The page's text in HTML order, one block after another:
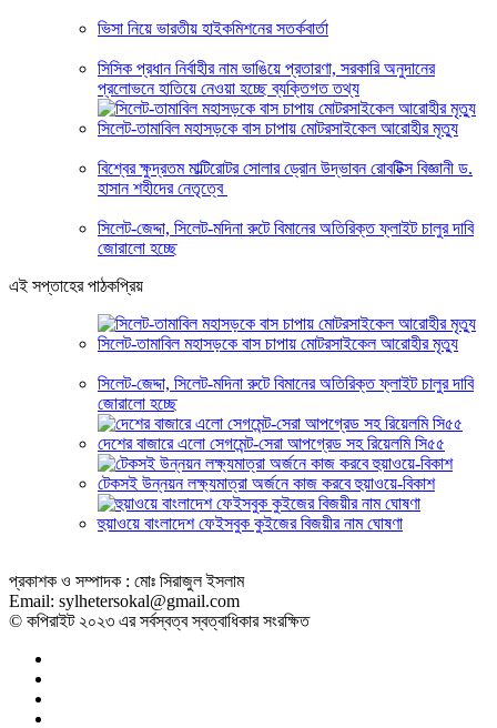
ভিসা নিয়ে ভারতীয় হাইকমিশনের সতর্কবার্তা
সিসিক প্রধান নির্বাহীর নাম ভাঙিয়ে প্রতারণা, সরকারি অনুদানের
প্রলোভনে হাতিয়ে নেওয়া হচ্ছে ব্যক্তিগত তথ্য
সিলেট-তামাবিল মহাসড়কে বাস চাপায় মোটরসাইকেল আরোহীর মৃত্যু
বিশ্বের ক্ষুদ্রতম মাল্টিরোটর সোলার ড্রোন উদ্ভাবন রোবটিক্স বিজ্ঞানী ড.
হাসান শহীদের নেতৃত্বে
সিলেট-জেদ্দা, সিলেট-মদিনা রুটে বিমানের অতিরিক্ত ফ্লাইট চালুর দাবি
জোরালো হচ্ছে
এই সপ্তাহের পাঠকপ্রিয়
সিলেট-তামাবিল মহাসড়কে বাস চাপায় মোটরসাইকেল আরোহীর মৃত্যু
সিলেট-জেদ্দা, সিলেট-মদিনা রুটে বিমানের অতিরিক্ত ফ্লাইট চালুর দাবি
জোরালো হচ্ছে
দেশের বাজারে এলো সেগমেন্ট-সেরা আপগ্রেড সহ রিয়েলমি সি৫৫
টেকসই উন্নয়ন লক্ষ্যমাত্রা অর্জনে কাজ করবে হুয়াওয়ে-বিকাশ
হুয়াওয়ে বাংলাদেশ ফেইসবুক কুইজের বিজয়ীর নাম ঘোষণা
প্রকাশক ও সম্পাদক : মোঃ সিরাজুল ইসলাম
Email: sylhetersokal@gmail.com
© কপিরাইট ২০২৩ এর সর্বস্বত্ব স্বত্বাধিকার সংরক্ষিত